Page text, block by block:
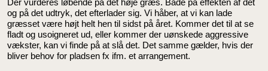
og på det udtryk, det efterlader sig. Vi håber, at vi kan lade
græsset være højt helt hen til sidst på året. Kommer det til at se
fladt og usoigneret ud, eller kommer der uønskede aggressive
vækster, kan vi finde på at slå det. Det samme gælder, hvis der
bliver behov for pladsen fx ifm. et arrangement.